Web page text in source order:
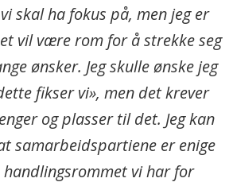
skal ha fokus på, men jeg er
vil være rom for å strekke seg
ønsker. Jeg skulle ønske jeg
fikser vi», men det krever
og plasser til det. Jeg kan
samarbeidspartiene er enige
handlingsrommet vi har for